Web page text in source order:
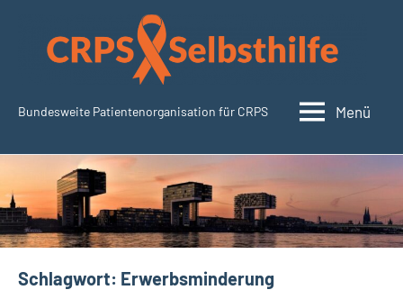
springen
CRPSSelbsthilfe.org
Bundesweite Patientenorganisation für CRPS Menü
Schlagwort: Erwerbsminderung